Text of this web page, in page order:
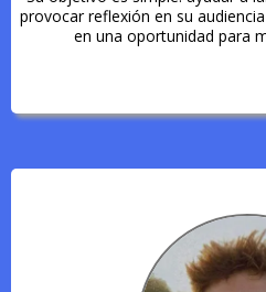
provocar reflexión en su
en una oportunidad para